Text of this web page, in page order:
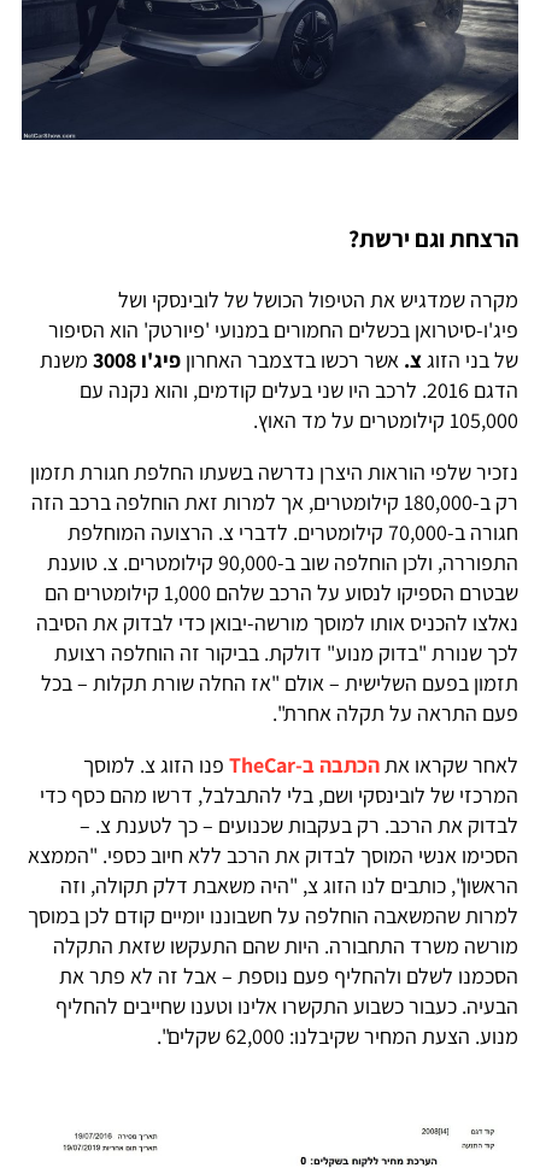
הרצחת וגם ירשת?
מקרה שמדגיש את הטיפול הכושל של לובינסקי ושל
פיג'ו-סיטרואן בכשלים החמורים במנועי 'פיורטק' הוא הסיפור
של בני הזוגצ. אשר רכשו בדצמבר האחרון פיג'ו 3008
משנת
הדגם 2016. לרכב היו שני בעלים קודמים, והוא נקנה עם
105,000 קילומטרים על מד האוץ.
נזכיר שלפי הוראות היצרן נדרשה בשעתו החלפת חגורת תזמון
רק ב-180,000 קילומטרים, אך למרות זאת הוחלפה ברכב הזה
חגורה ב-70,000 קילומטרים. לדברי צ. הרצועה המוחלפת
התפוררה, ולכן הוחלפה שוב ב-90,000 קילומטרים. צ. טוענת
שבטרם הספיקו לנסוע על הרכב שלהם 1,000 קילומטרים הם
נאלצו להכניס אותו למוסך מורשה-יבואן כדי לבדוק את הסיבה
לכך שנורת "בדוק מנוע" דולקת. בביקור זה הוחלפה רצועת
תזמון בפעם השלישית – אולם "אז החלה שורת תקלות – בכל
פעם התראה על תקלה אחרת".
לאחר שקראו אתהכתבה ב-TheCar
פנו הזוג צ. למוסך
המרכזי של לובינסקי ושם, בלי להתבלבל, דרשו מהם כסף כדי
לבדוק את הרכב. רק בעקבות שכנועים – כך לטענת צ. –
הסכימו אנשי המוסך לבדוק את הרכב ללא חיוב כספי. "הממצא
הראשון", כותבים לנו הזוג צ, "היה משאבת דלק תקולה, וזה
למרות שהמשאבה הוחלפה על חשבוננו יומיים קודם לכן במוסך
מורשה משרד התחבורה. היות שהם התעקשו שזאת התקלה
הסכמנו לשלם ולהחליף פעם נוספת – אבל זה לא פתר את
הבעיה. כעבור כשבוע התקשרו אלינו וטענו שחייבים להחליף
מנוע. הצעת המחיר שקיבלנו: 62,000 שקלים".